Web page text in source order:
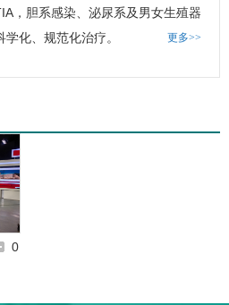
，胆系感染、泌尿系及男女生殖器
化、规范化治疗。
更多>>
0